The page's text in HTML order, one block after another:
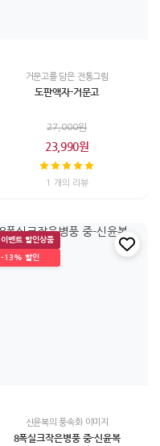
거문고를 담은 전통그림
도판액자-거문고
27,000원
23,990원
1 개의 리뷰
이벤트 할인상품
-13% 할인
신윤복의 풍속화 이미지
8폭실크작은병풍 중-신윤복